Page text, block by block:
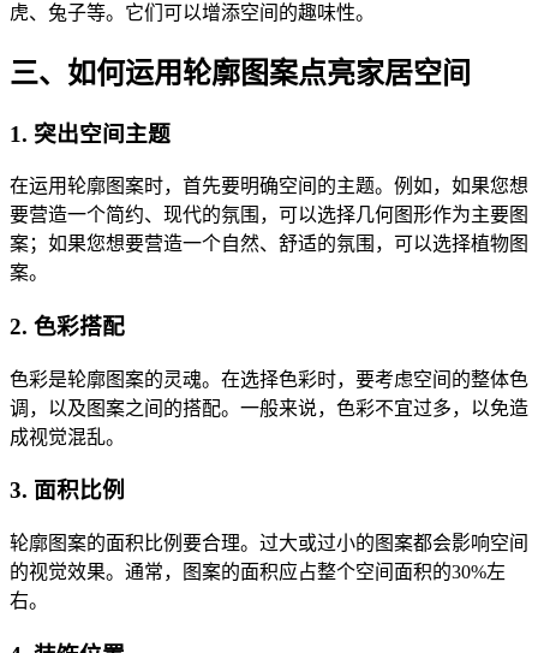
虎、兔子等。它们可以增添空间的趣味性。
三、如何运用轮廓图案点亮家居空间
1. 突出空间主题
在运用轮廓图案时，首先要明确空间的主题。例如，如果您想
要营造一个简约、现代的氛围，可以选择几何图形作为主要图
案；如果您想要营造一个自然、舒适的氛围，可以选择植物图
案。
2. 色彩搭配
色彩是轮廓图案的灵魂。在选择色彩时，要考虑空间的整体色
调，以及图案之间的搭配。一般来说，色彩不宜过多，以免造
成视觉混乱。
3. 面积比例
轮廓图案的面积比例要合理。过大或过小的图案都会影响空间
的视觉效果。通常，图案的面积应占整个空间面积的30%左
右。